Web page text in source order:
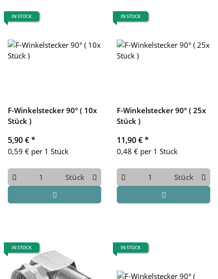
IN STOCK
F-Winkelstecker 90° ( 10x
Stück )
5,90 €*
0,59 € per 1 Stück
Stück
IN STOCK
F-Winkelstecker 90° ( 25x
Stück )
11,90 €*
0,48 € per 1 Stück
Stück
IN STOCK IN STOCK